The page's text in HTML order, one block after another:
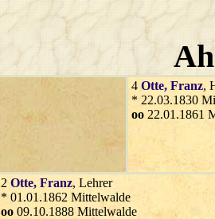
4 Otte, Franz,
* 22.03.1830
oo 22.01.1861
2 Otte, Franz, Lehrer
* 01.01.1862 Mittelwalde
oo 09.10.1888 Mittelwalde